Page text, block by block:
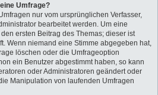
Umfrage?
nur vom ursprünglichen Verfasser,
bearbeitet werden. Um eine
ersten Beitrag des Themas; dieser ist
Wenn niemand eine Stimme abgegeben hat,
löschen oder die Umfrageoption
ein Benutzer abgestimmt haben, so kann
oder Administratoren geändert oder
Manipulation von laufenden Umfragen